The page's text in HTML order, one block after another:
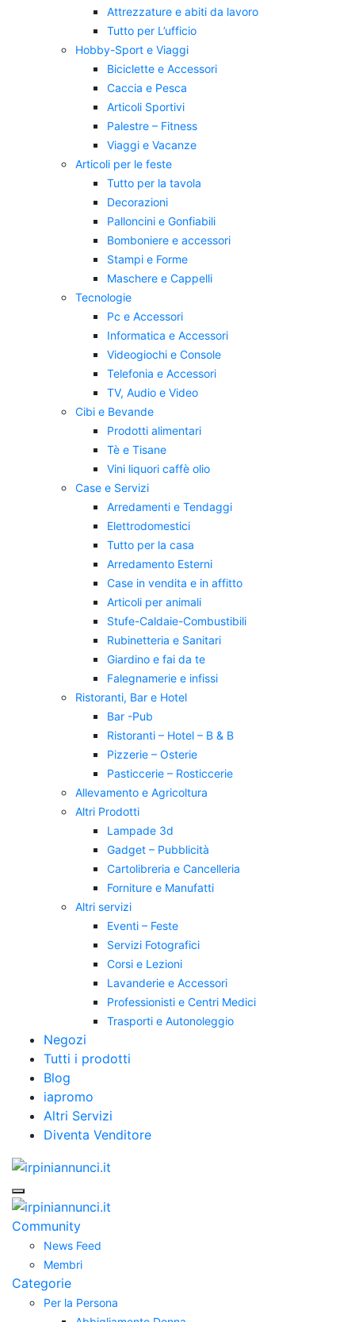
Attrezzature e abiti da lavoro
Tutto per L’ufficio
Hobby-Sport e Viaggi
Biciclette e Accessori
Caccia e Pesca
Articoli Sportivi
Palestre – Fitness
Viaggi e Vacanze
Articoli per le feste
Tutto per la tavola
Decorazioni
Palloncini e Gonfiabili
Bomboniere e accessori
Stampi e Forme
Maschere e Cappelli
Tecnologie
Pc e Accessori
Informatica e Accessori
Videogiochi e Console
Telefonia e Accessori
TV, Audio e Video
Cibi e Bevande
Prodotti alimentari
Tè e Tisane
Vini liquori caffè olio
Case e Servizi
Arredamenti e Tendaggi
Elettrodomestici
Tutto per la casa
Arredamento Esterni
Case in vendita e in affitto
Articoli per animali
Stufe-Caldaie-Combustibili
Rubinetteria e Sanitari
Giardino e fai da te
Falegnamerie e infissi
Ristoranti, Bar e Hotel
Bar -Pub
Ristoranti – Hotel – B & B
Pizzerie – Osterie
Pasticcerie – Rosticcerie
Allevamento e Agricoltura
Altri Prodotti
Lampade 3d
Gadget – Pubblicità
Cartolibreria e Cancelleria
Forniture e Manufatti
Altri servizi
Eventi – Feste
Servizi Fotografici
Corsi e Lezioni
Lavanderie e Accessori
Professionisti e Centri Medici
Trasporti e Autonoleggio
Negozi
Tutti i prodotti
Blog
iapromo
Altri Servizi
Diventa Venditore
Community
News Feed
Membri
Categorie
Per la Persona